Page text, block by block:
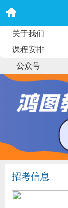
关于我们
课程安排
公众号
招考信息